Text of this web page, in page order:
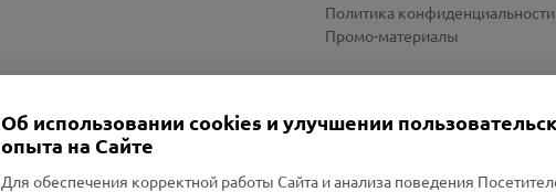
Политика конфиденциальности
Промо-материалы
Об использовании cookies и улучшении
опыта на Сайте
Для обеспечения корректной работы Сайта и анализа поведения